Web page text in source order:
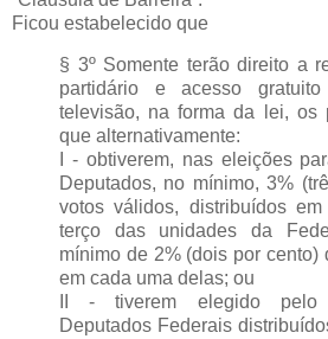
Ficou estabelecido que
§ 3º Somente terão direito a
partidário e acesso
televisão, na forma da lei, os
que alternativamente:
I - obtiverem, nas eleições
Deputados, no mínimo, 3%
votos válidos, distribuídos
terço das unidades da
mínimo de 2% (dois por cento)
em cada uma delas; ou
II - tiverem elegido pelo
Deputados Federais